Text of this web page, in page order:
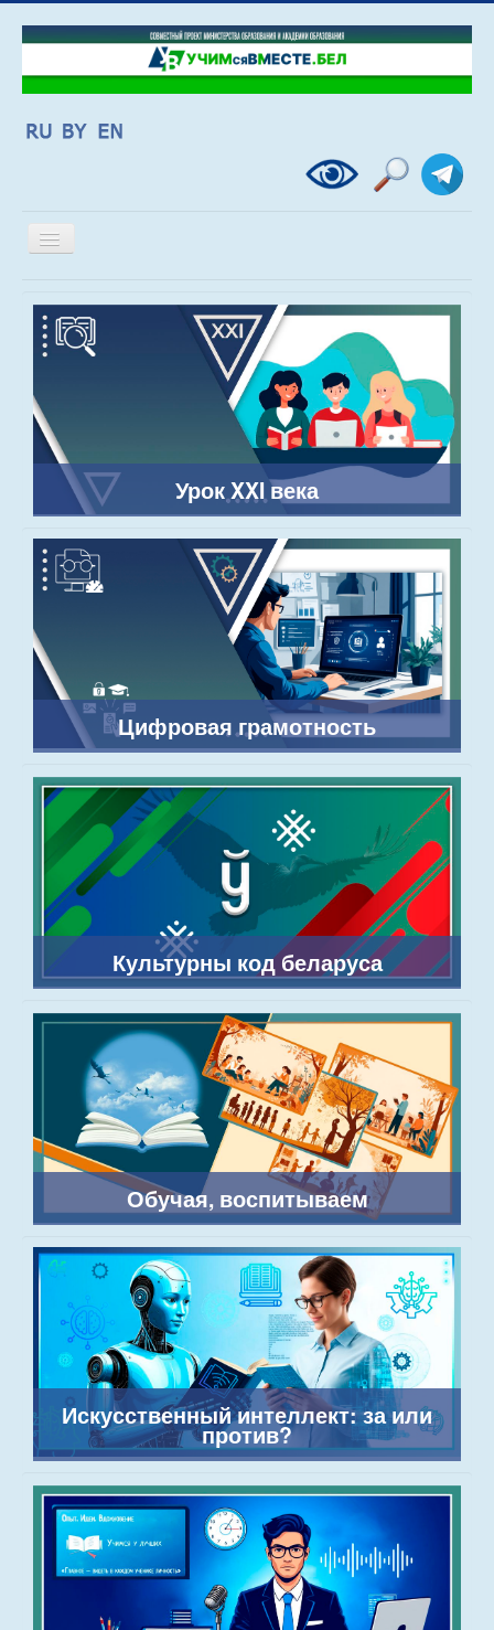
Включить/
выключить
Урок XXI века
Цифровая грамотность
Культурны код беларуса
Обучая, воспитываем
Искусственный интеллект: за или
против?